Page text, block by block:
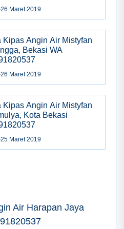
26 Maret 2019
Kipas Angin Air Mistyfan
Bekasi WA
26 Maret 2019
Kipas Angin Air Mistyfan
Kota Bekasi
25 Maret 2019
Air Harapan Jaya